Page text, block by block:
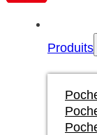
Produits